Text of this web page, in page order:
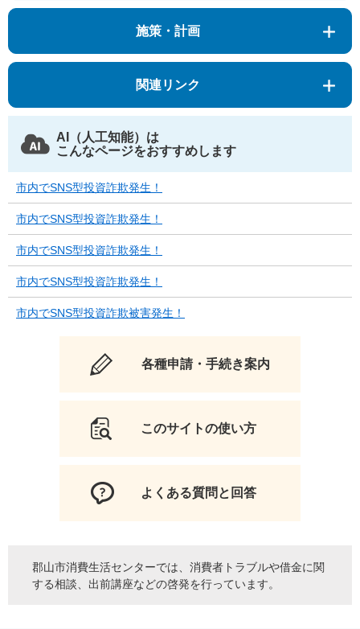
施策・計画
関連リンク
AI（人工知能）は
こんなページをおすすめします
市内でSNS型投資詐欺発生！
市内でSNS型投資詐欺発生！
市内でSNS型投資詐欺発生！
市内でSNS型投資詐欺発生！
市内でSNS型投資詐欺被害発生！
各種申請・手続き案内
このサイトの使い方
よくある質問と回答
郡山市消費生活センターでは、消費者トラブルや借金に関
する相談、出前講座などの啓発を行っています。